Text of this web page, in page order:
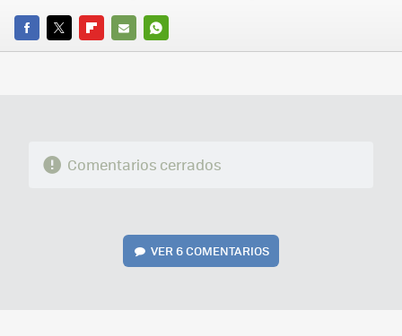
FACEBOOK
TWITTERFLIPBOARD
E-
WHATSAPP
Comentarios cerrados
VER6 COMENTARIOS